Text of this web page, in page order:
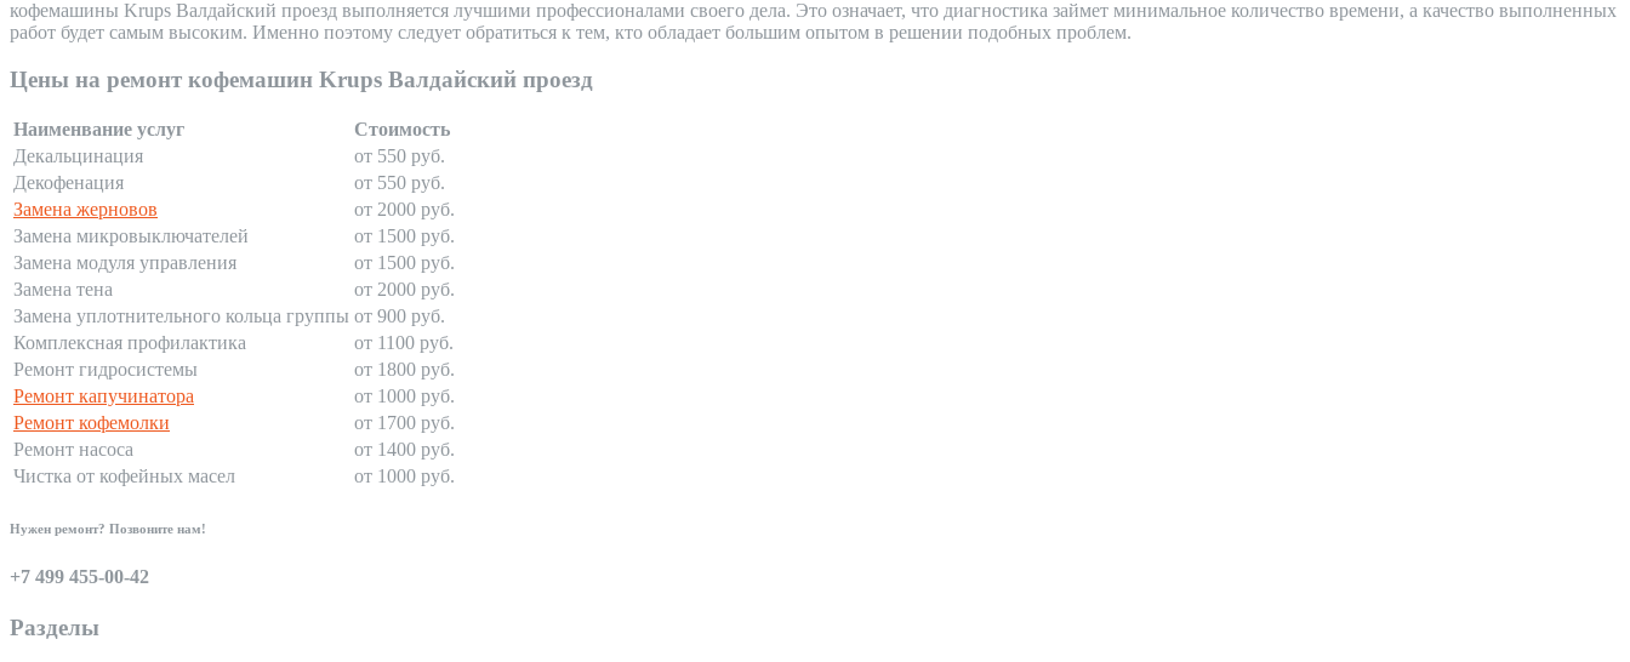
кофемашины Krups Валдайский проезд выполняется лучшими профессионалами своего дела. Это означает, что диагностика займет минимальное количество времени, а качество выполненных
работ будет самым высоким. Именно поэтому следует обратиться к тем, кто обладает большим опытом в решении подобных проблем.
Цены на ремонт кофемашин Krups Валдайский проезд
Наименвание услуг
Стоимость
Декальцинация
от 550 руб.
Декофенация
от 550 руб.
Замена жерновов
от 2000 руб.
Замена микровыключателей
от 1500 руб.
Замена модуля управления
от 1500 руб.
Замена тена
от 2000 руб.
Замена уплотнительного кольца группы от 900 руб.
Комплексная профилактика
от 1100 руб.
Ремонт гидросистемы
от 1800 руб.
Ремонт капучинатора
от 1000 руб.
Ремонт кофемолки
от 1700 руб.
Ремонт насоса
от 1400 руб.
Чистка от кофейных масел
от 1000 руб.
Нужен ремонт? Позвоните нам!
+7 499 455-00-42
Разделы